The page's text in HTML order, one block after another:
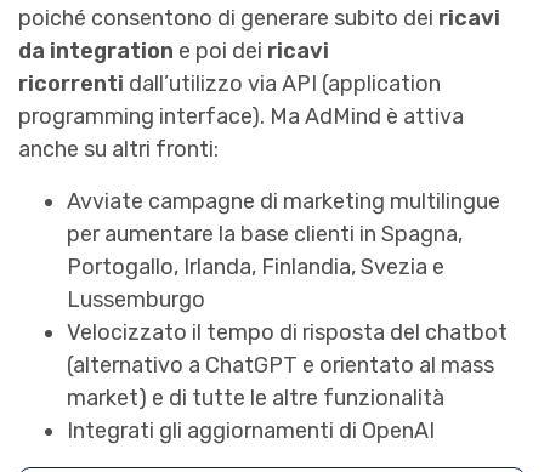
poiché consentono di generare subito dei ricavi
da integration e poi dei ricavi
ricorrenti dall’utilizzo via API (application
programming interface). Ma AdMind è attiva
anche su altri fronti:
Avviate campagne di marketing multilingue
per aumentare la base clienti in Spagna,
Portogallo, Irlanda, Finlandia, Svezia e
Lussemburgo
Velocizzato il tempo di risposta del chatbot
(alternativo a ChatGPT e orientato al mass
market) e di tutte le altre funzionalità
Integrati gli aggiornamenti di OpenAI